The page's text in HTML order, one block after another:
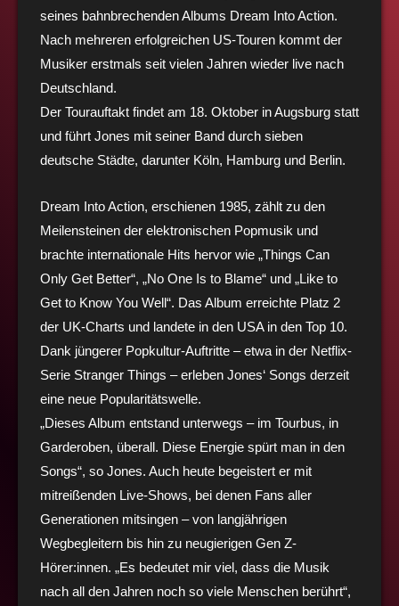
seines bahnbrechenden Albums Dream Into Action.
Nach mehreren erfolgreichen US-Touren kommt der
Musiker erstmals seit vielen Jahren wieder live nach
Deutschland.
Der Tourauftakt findet am 18. Oktober in Augsburg statt
und führt Jones mit seiner Band durch sieben
deutsche Städte, darunter Köln, Hamburg und Berlin.
Dream Into Action, erschienen 1985, zählt zu den
Meilensteinen der elektronischen Popmusik und
brachte internationale Hits hervor wie „Things Can
Only Get Better“, „No One Is to Blame“ und „Like to
Get to Know You Well“. Das Album erreichte Platz 2
der UK-Charts und landete in den USA in den Top 10.
Dank jüngerer Popkultur-Auftritte – etwa in der Netflix-
Serie Stranger Things – erleben Jones‘ Songs derzeit
eine neue Popularitätswelle.
„Dieses Album entstand unterwegs – im Tourbus, in
Garderoben, überall. Diese Energie spürt man in den
Songs“, so Jones. Auch heute begeistert er mit
mitreißenden Live-Shows, bei denen Fans aller
Generationen mitsingen – von langjährigen
Wegbegleitern bis hin zu neugierigen Gen Z-
Hörer:innen. „Es bedeutet mir viel, dass die Musik
nach all den Jahren noch so viele Menschen berührt“,